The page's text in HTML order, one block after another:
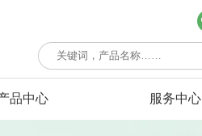
品中心 服务中心